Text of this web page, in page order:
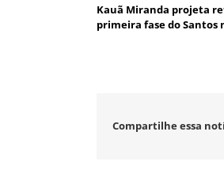
Kauã Miranda projeta
primeira fase do Santos
Compartilhe essa